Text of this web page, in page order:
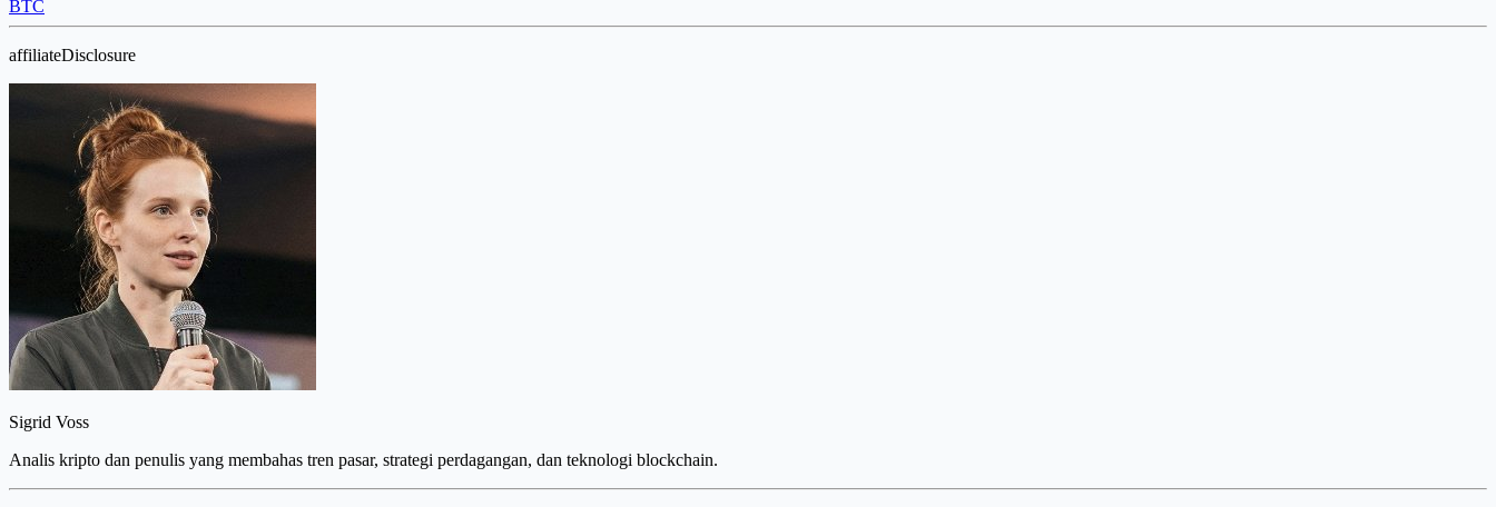
BTC
affiliateDisclosure
Sigrid Voss
Analis kripto dan penulis yang membahas tren pasar, strategi perdagangan, dan teknologi blockchain.